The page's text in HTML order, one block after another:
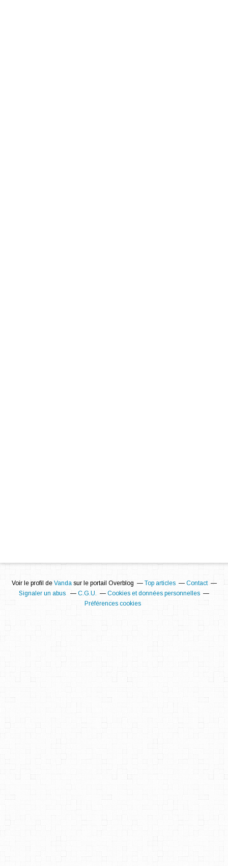
Voir le profil de Vandasur le portail Overblog Top articles
Contact
Signaler un abus
C.G.U.
Cookies et données personnelles
Préférences cookies